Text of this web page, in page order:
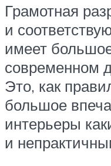
Грамотная
и
имеет
современном
Это, как
большое
интерьеры
и